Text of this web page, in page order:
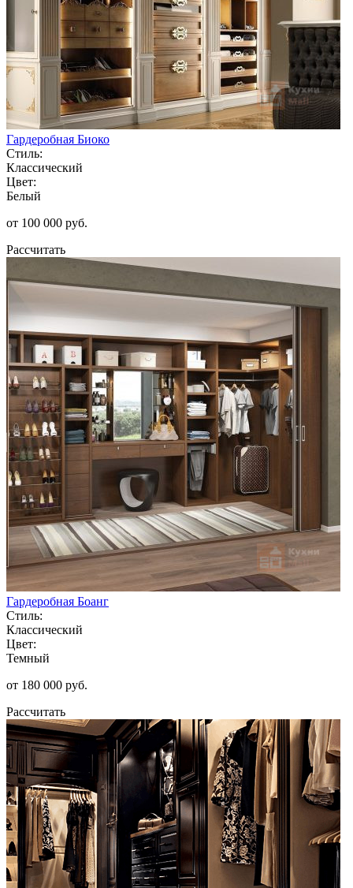
Гардеробная Биоко
Стиль:
Классический
Цвет:
Белый
от 100 000 руб.
Рассчитать
Гардеробная Боанг
Стиль:
Классический
Цвет:
Темный
от 180 000 руб.
Рассчитать